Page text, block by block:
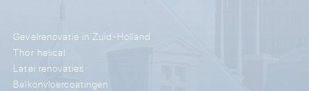
Gevelrenovatie in Zuid-Holland
Thor helical
Latei renovaties
Balkonvloercoatingen